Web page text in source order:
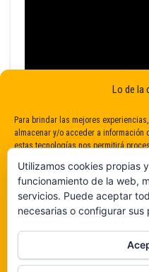
Lo de la
Para brindar las mejores
almacenar y/o acceder a información
estas tecnologías nos permitirá
consentimiento puede afectar
funciones.
De
Utilizamos cookies propias
funcionamiento de la web,
servicios. Puede aceptar
necesarias o configurar sus